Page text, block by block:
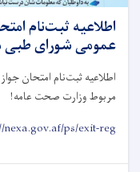
اطلاعیه ثبت‌نام
عمومی شورای طبی
اطلاعیه ثبت‌نام امتحان
مربوط وزارت صحت عامه!
nexa.gov.af/ps/exit-reg